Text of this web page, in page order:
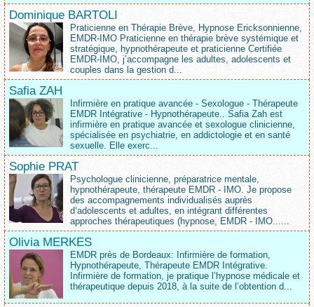
Dominique BARTOLI
Praticienne en Thérapie Brève, Hypnose Ericksonnienne,
EMDR-IMO Praticienne en thérapie brève systémique et
stratégique, hypnothérapeute et praticienne Certifiée
EMDR-IMO, j’accompagne les adultes, adolescents et
couples dans la gestion d...
Safia ZAH
Infirmière en pratique avancée - Sexologue - Thérapeute
EMDR Intégrative - Hypnothérapeute.. Safia Zah est
infirmière en pratique avancée et sexologue clinicienne,
spécialisée en psychiatrie, en addictologie et en santé
sexuelle. Elle exerc...
Sophie PRAT
Psychologue clinicienne, préparatrice mentale,
hypnothérapeute, thérapeute EMDR - IMO. Je propose
des accompagnements individualisés auprès
d‘adolescents et adultes, en intégrant différentes
approches thérapeutiques (hypnose, EMDR - IMO......
Olivia MERKES
EMDR près de Bordeaux: Infirmière de formation,
Hypnothérapeute, Thérapeute EMDR Intégrative.
Infirmière de formation, je pratique l’hypnose médicale et
thérapeutique depuis 2018, à la suite de l’obtention d...